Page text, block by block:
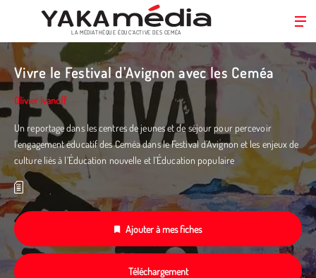
Aller
au
contenu
principal
LA MÉDIATHÈQUE ÉDUC’ACTIVE DES CEMÉA
Vivre le Festival d'Avignon avec les Ceméa
Olivier Ivanoff
Un reportage dans les centres de jeunes et de séjour pour percevoir
l'engagement éducatif des Ceméa dans le Festival d’Avignon et les enjeux de
culture liés à l’Éducation nouvelle et l’Éducation populaire
Ajouter à mes fiches
Téléchargement